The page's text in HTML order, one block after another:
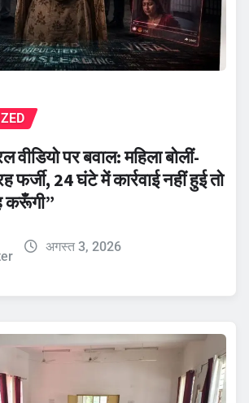
वीडियो पर बवाल: महिला बोलीं-
फर्जी, 24 घंटे में कार्रवाई नहीं हुई तो
करूँगी”
अगस्त 3, 2026